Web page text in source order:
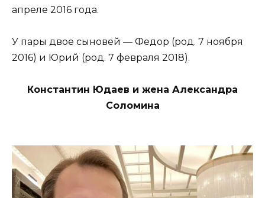
апреле 2016 года.
У пары двое сыновей — Федор (род. 7 ноября
2016) и Юрий (род. 7 февраля 2018).
Константин Юдаев и жена Александра
Соломина